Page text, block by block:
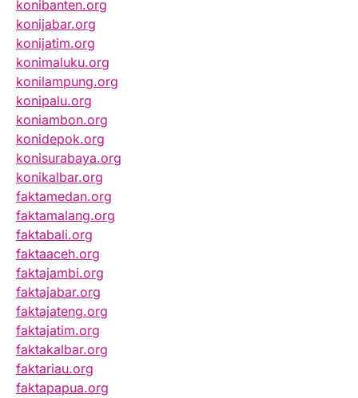
konibanten.org
konijabar.org
konijatim.org
konimaluku.org
konilampung.org
konipalu.org
koniambon.org
konidepok.org
konisurabaya.org
konikalbar.org
faktamedan.org
faktamalang.org
faktabali.org
faktaaceh.org
faktajambi.org
faktajabar.org
faktajateng.org
faktajatim.org
faktakalbar.org
faktariau.org
faktapapua.org